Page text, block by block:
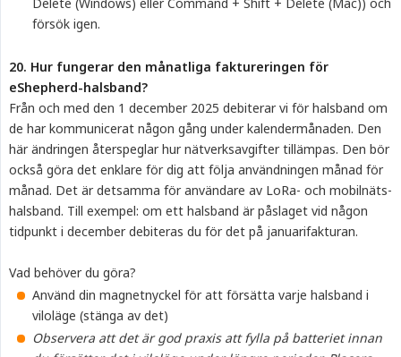
försök igen.
20. Hur fungerar den månatliga faktureringen för
eShepherd-halsband?
Från och med den 1 december 2025 debiterar vi för halsband om
de har kommunicerat någon gång under kalendermånaden. Den
här ändringen återspeglar hur nätverksavgifter tillämpas. Den bör
också göra det enklare för dig att följa användningen månad för
månad. Det är detsamma för användare av LoRa- och mobilnäts-
halsband. Till exempel: om ett halsband är påslaget vid någon
tidpunkt i december debiteras du för det på januarifakturan.
Vad behöver du göra?
Använd din magnetnyckel för att försätta varje halsband i
viloläge (stänga av det)
Observera att det är god praxis att fylla på batteriet innan